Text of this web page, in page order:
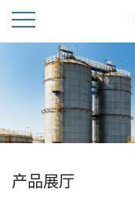
首
页
产品展厅